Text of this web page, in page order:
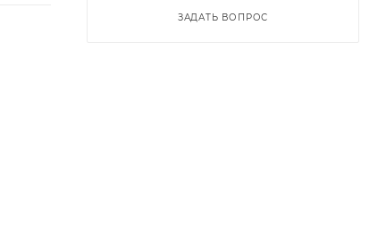
ЗАДАТЬ ВОПРОС